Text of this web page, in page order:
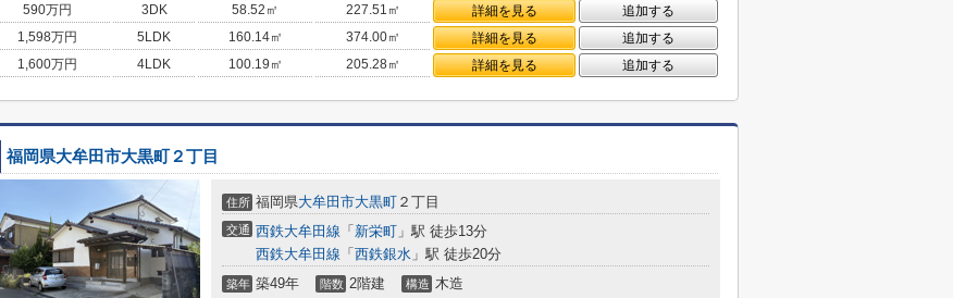
590万円 3DK 58.52㎡ 227.51㎡ 詳細を見る
追加する
1,598万円 5LDK 160.14㎡ 374.00㎡ 詳細を見る
追加する
1,600万円 4LDK 100.19㎡ 205.28㎡ 詳細を見る 追加する
福岡県大牟田市大黒町２丁目
住所 福岡県大牟田市大黒町 ２丁目
交通 西鉄大牟田線 「 新栄町 」駅 徒歩13分
西鉄大牟田線 「 西鉄銀水 」駅 徒歩20分
築年 築49年 階数 2階建 構造 木造